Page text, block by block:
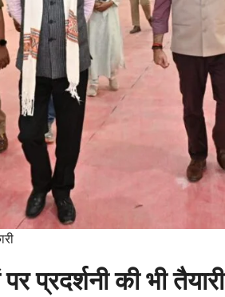
प्रदर्शनी की भी तैयारी